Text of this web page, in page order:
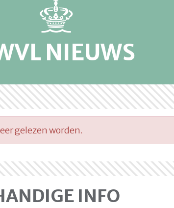
NIEUWS
gelezen worden.
INFO